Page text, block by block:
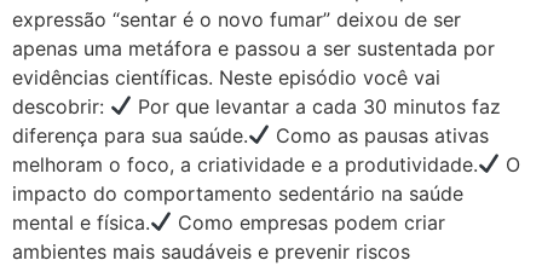
expressão “sentar é o novo fumar” deixou de ser
apenas uma metáfora e passou a ser sustentada por
evidências científicas. Neste episódio você vai
descobrir:
Por que levantar a cada 30 minutos faz
diferença para sua saúde.
Como as pausas ativas
melhoram o foco, a criatividade e a produtividade.
O
impacto do comportamento sedentário na saúde
mental e física.
Como empresas podem criar
ambientes mais saudáveis e prevenir riscos